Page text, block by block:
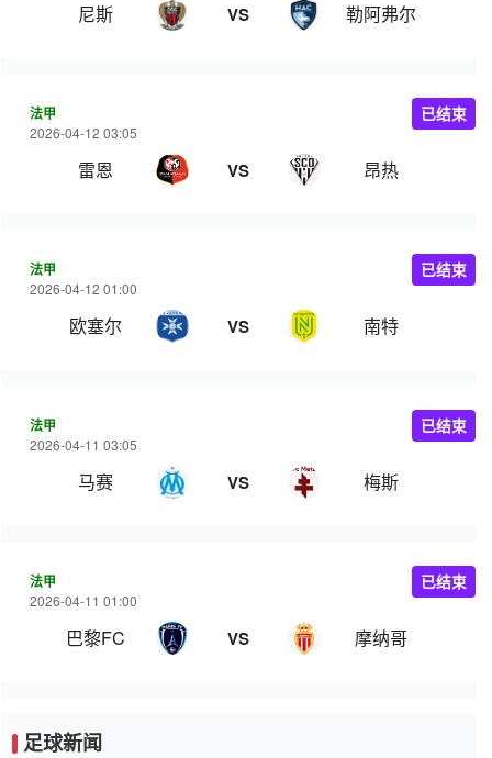
尼斯 VS 勒阿弗尔
法甲
2026-04-12 03:05
雷恩 VS 昂热
已结束
法甲
2026-04-12 01:00
欧塞尔 VS 南特
已结束
法甲
2026-04-11 03:05
马赛 VS 梅斯
已结束
法甲
2026-04-11 01:00
巴黎FC VS 摩纳哥
已结束
足球新闻